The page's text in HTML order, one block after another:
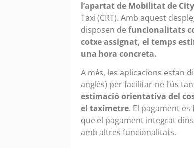
l’apartat de Mobilitat de
Taxi (CRT). Amb aquest
disposen de funcionalitats
cotxe assignat, el temps
una hora concreta.
A més, les aplicacions estan
anglès) per facilitar-ne l’ús
estimació orientativa del
el taxímetre. El pagament
que el pagament integrat
amb altres funcionalitats.